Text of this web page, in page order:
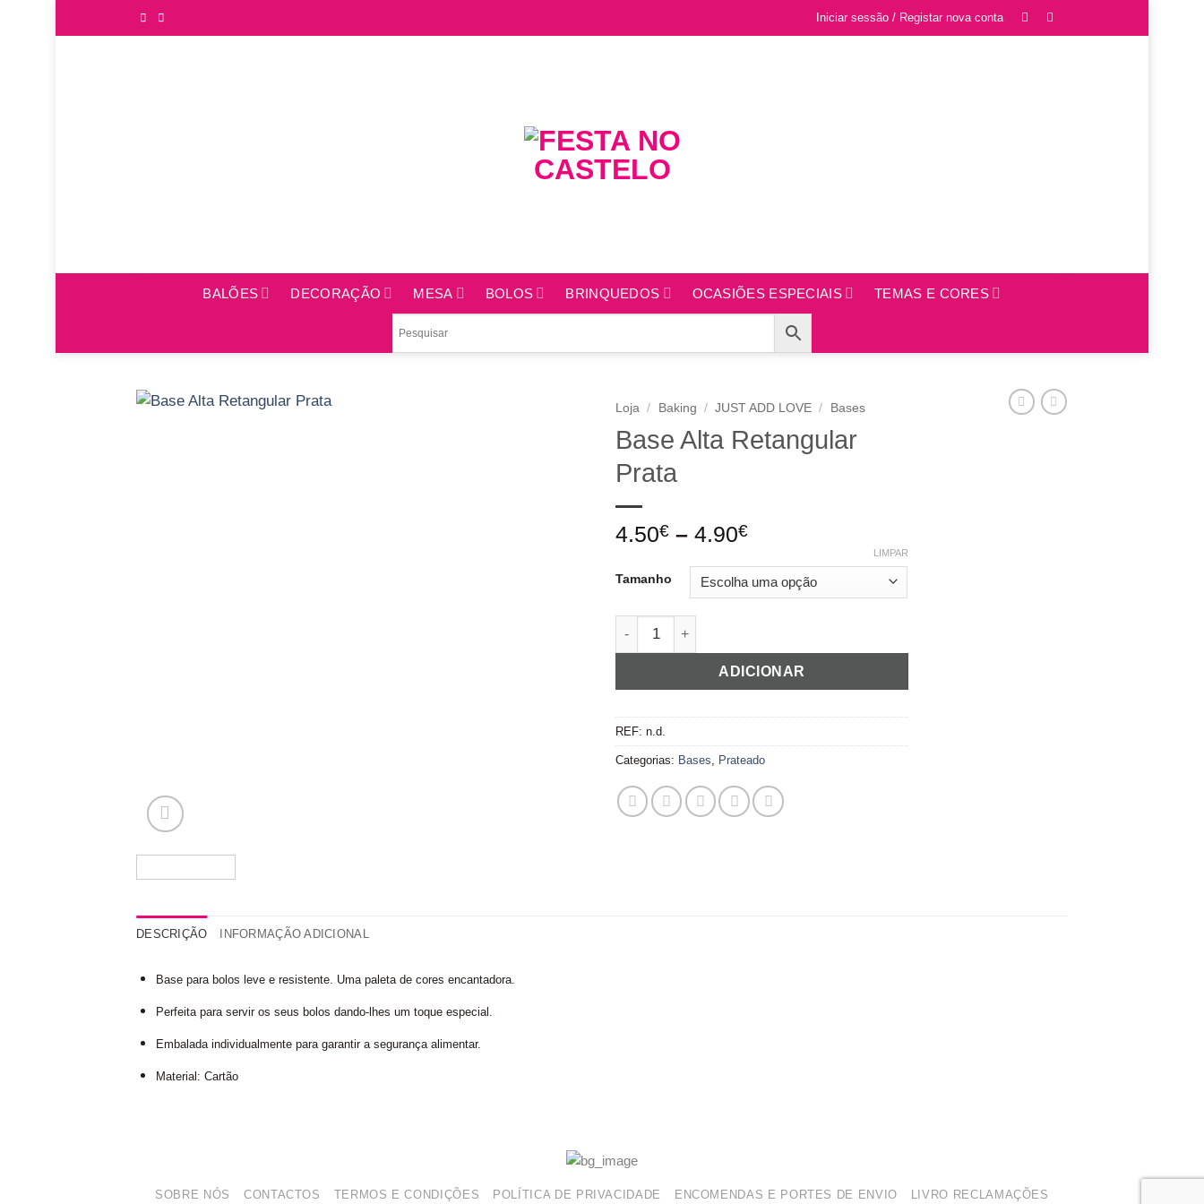
para
Iniciar sessão / Registar nova conta
BALÕES DECORAÇÃO MESA BOLOS BRINQUEDOS OCASIÕES ESPECIAIS TEMAS E CORES
Loja / Baking / JUST ADD LOVE / Bases
Base Alta Retangular
Prata
4.50€ – 4.90€Price
4.50€
through
Tamanho
LIMPAR
Quantidade de Base Alta Retangular Prata
ADICIONAR
REF: n.d.
Categorias: Bases, Prateado
DESCRIÇÃO INFORMAÇÃO ADICIONAL
Base para bolos leve e resistente. Uma paleta de cores encantadora.
Perfeita para servir os seus bolos dando-lhes um toque especial.
Embalada individualmente para garantir a segurança alimentar.
Material: Cartão
SOBRE NÓS CONTACTOS TERMOS E CONDIÇÕES POLÍTICA DE PRIVACIDADE ENCOMENDAS E PORTES DE ENVIO LIVRO RECLAMAÇÕES